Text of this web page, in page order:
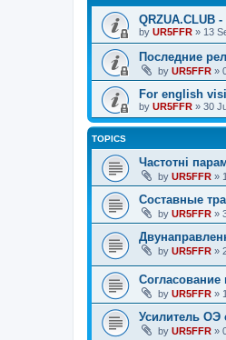
QRZUA.CLUB
by UR5FFR » 13
Последние
by UR5FFR »
For english
by UR5FFR » 30
TOPICS
Частотні
by UR5FFR »
Составные
by UR5FFR »
by UR5FFR »
by UR5FFR »
Усилитель
by UR5FFR »